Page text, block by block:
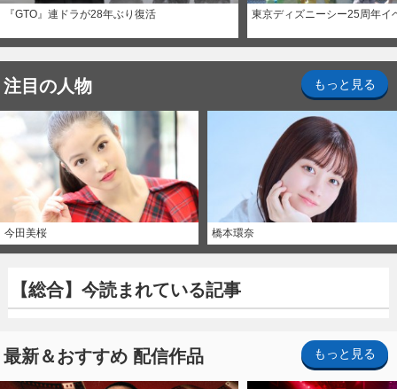
『GTO』連ドラが28年ぶり復活 東京ディズニーシー25周年イ
注目の人物 もっと見る
今田美桜 橋本環奈
【総合】今読まれている記事
最新＆おすすめ 配信作品 もっと見る